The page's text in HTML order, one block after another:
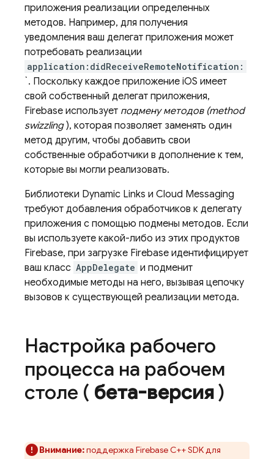
приложения реализации определенных
методов. Например, для получения
уведомления ваш делегат приложения может
потребовать реализации
application:didReceiveRemoteNotification:
`. Поскольку каждое приложение iOS имеет
свой собственный делегат приложения,
Firebase использует подмену методов (method
swizzling), которая позволяет заменять один
метод другим, чтобы добавить свои
собственные обработчики в дополнение к тем,
которые вы могли реализовать.
Библиотеки Dynamic Links и Cloud Messaging
требуют добавления обработчиков к делегату
приложения с помощью подмены методов. Если
вы используете какой-либо из этих продуктов
Firebase, при загрузке Firebase идентифицирует
ваш класс AppDelegate и подменит
необходимые методы на него, вызывая цепочку
вызовов к существующей реализации метода.
Настройка рабочего
процесса на рабочем
столе ( бета-версия)
Внимание:поддержкаFirebaseC++SDK для